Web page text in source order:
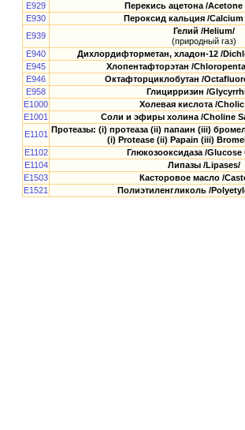
E929
Перекись ацетона /Acetone
E930
Пероксид кальция /Calcium
E939
Гелий /Helium/
(природный газ)
E940
Дихлордифторметан, хладон-12 /
E945
Хлопентафторэтан /
E946
Октафторциклобутан /
E958
Глицирризин /
E1000
Холевая кислота /
E1001
Соли и эфиры холина /Choline
E1101 Протеазы: (i) протеаза (ii) папаин (iii)
(i) Protease (ii) Papain (iii)
E1102
Глюкозооксидаза /Glucose
E1104
Липазы /Lipases/
E1503
Касторовое масло /
E1521
Полиэтиленгликоль /